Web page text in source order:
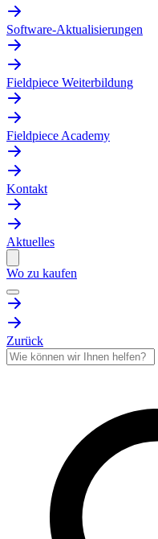
Software-Aktualisierungen
Fieldpiece Weiterbildung
Fieldpiece Academy
Kontakt
Aktuelles
Wo zu kaufen
Zurück